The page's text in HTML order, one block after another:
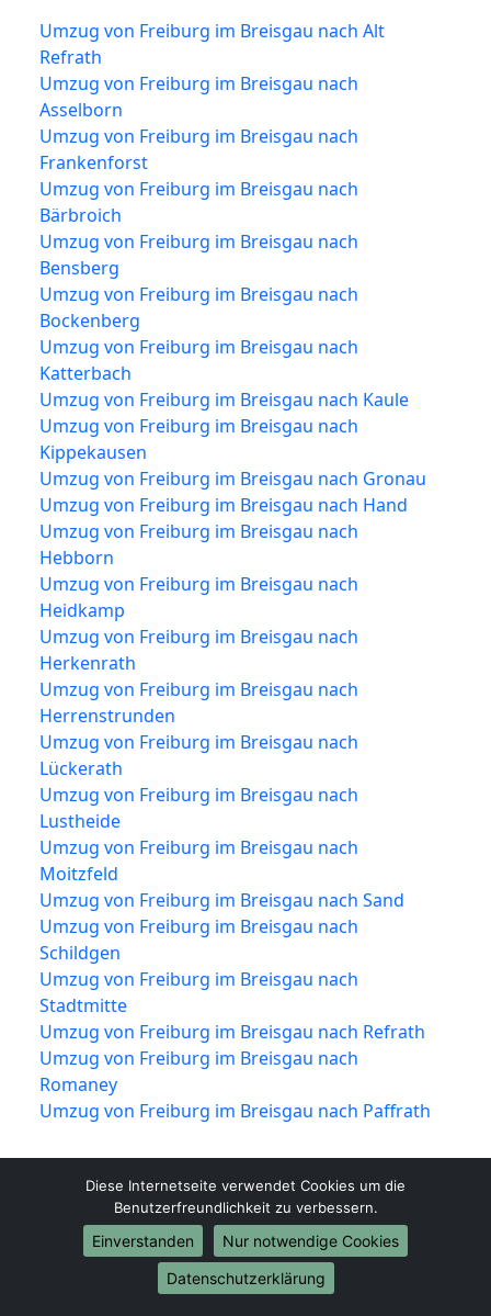
Umzug von Freiburg im Breisgau nach Alt
Refrath
Umzug von Freiburg im Breisgau nach
Asselborn
Umzug von Freiburg im Breisgau nach
Frankenforst
Umzug von Freiburg im Breisgau nach
Bärbroich
Umzug von Freiburg im Breisgau nach
Bensberg
Umzug von Freiburg im Breisgau nach
Bockenberg
Umzug von Freiburg im Breisgau nach
Katterbach
Umzug von Freiburg im Breisgau nach Kaule
Umzug von Freiburg im Breisgau nach
Kippekausen
Umzug von Freiburg im Breisgau nach Gronau
Umzug von Freiburg im Breisgau nach Hand
Umzug von Freiburg im Breisgau nach
Hebborn
Umzug von Freiburg im Breisgau nach
Heidkamp
Umzug von Freiburg im Breisgau nach
Herkenrath
Umzug von Freiburg im Breisgau nach
Herrenstrunden
Umzug von Freiburg im Breisgau nach
Lückerath
Umzug von Freiburg im Breisgau nach
Lustheide
Umzug von Freiburg im Breisgau nach
Moitzfeld
Umzug von Freiburg im Breisgau nach Sand
Umzug von Freiburg im Breisgau nach
Schildgen
Umzug von Freiburg im Breisgau nach
Stadtmitte
Umzug von Freiburg im Breisgau nach Refrath
Umzug von Freiburg im Breisgau nach
Romaney
Umzug von Freiburg im Breisgau nach Paffrath
Diese Internetseite verwendet Cookies um die
Benutzerfreundlichkeit zu verbessern.
Einverstanden
Nur notwendige Cookies
Datenschutzerklärung